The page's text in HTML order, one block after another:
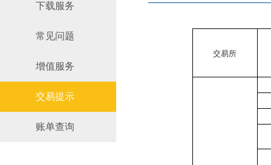
下载服务
常见问题
增值服务
交易提示
账单查询
交易所